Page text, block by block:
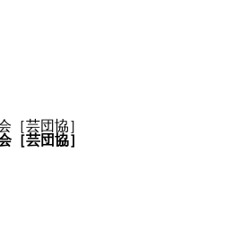
［芸団協］
［芸団協］